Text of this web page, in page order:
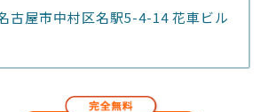
古屋市中村区名駅5-4-14 花車ビル